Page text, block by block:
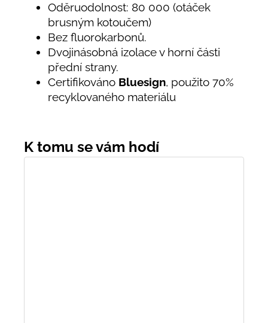
Oděruodolnost: 80 000 (otáček
brusným kotoučem)
Bez fluorokarbonů.
Dvojinásobná izolace v horní části
přední strany.
Certifikováno Bluesign, použito 70%
recyklovaného materiálu